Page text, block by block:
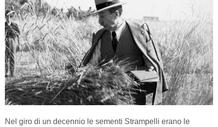
Nel giro di un decennio le sementi Strampelli erano le